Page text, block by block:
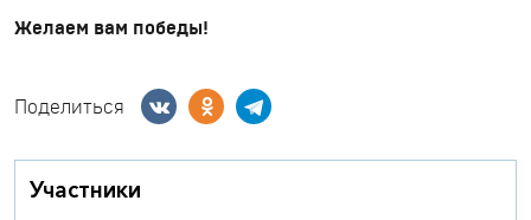
Желаем вам победы!
Поделиться
Участники